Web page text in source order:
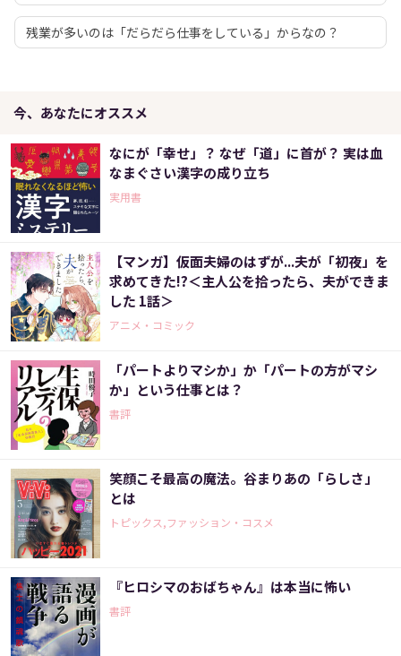
残業が多いのは「だらだら仕事をしている」からなの？
今、あなたにオススメ
なにが「幸せ」？ なぜ「道」に首が？ 実は血
なまぐさい漢字の成り立ち
実用書
【マンガ】仮面夫婦のはずが...夫が「初夜」を
求めてきた!?＜主人公を拾ったら、夫ができま
した 1話＞
アニメ・コミック
「パートよりマシか」か「パートの方がマシ
か」という仕事とは？
書評
笑顔こそ最高の魔法。谷まりあの「らしさ」
とは
トピックス,ファッション・コスメ
『ヒロシマのおばちゃん』は本当に怖い
書評